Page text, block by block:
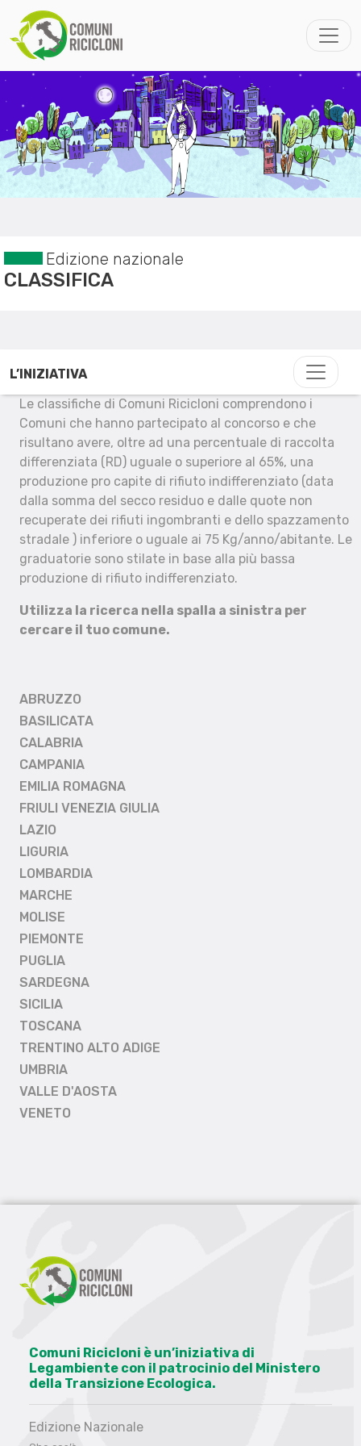
Edizione nazionale
CLASSIFICA
L’INIZIATIVA
Le classifiche di Comuni Ricicloni comprendono i
Comuni che hanno partecipato al concorso e che
risultano avere, oltre ad una percentuale di raccolta
differenziata (RD) uguale o superiore al 65%, una
produzione pro capite di rifiuto indifferenziato (data
dalla somma del secco residuo e dalle quote non
recuperate dei rifiuti ingombranti e dello spazzamento
stradale ) inferiore o uguale ai 75 Kg/anno/abitante. Le
graduatorie sono stilate in base alla più bassa
produzione di rifiuto indifferenziato.
Utilizza la ricerca nella spalla a sinistra per
cercare il tuo comune.
ABRUZZO
BASILICATA
CALABRIA
CAMPANIA
EMILIA ROMAGNA
FRIULI VENEZIA GIULIA
LAZIO
LIGURIA
LOMBARDIA
MARCHE
MOLISE
PIEMONTE
PUGLIA
SARDEGNA
SICILIA
TOSCANA
TRENTINO ALTO ADIGE
UMBRIA
VALLE D'AOSTA
VENETO
Comuni Ricicloni è un’iniziativa di
Legambiente con il patrocinio del Ministero
della Transizione Ecologica.
Edizione Nazionale